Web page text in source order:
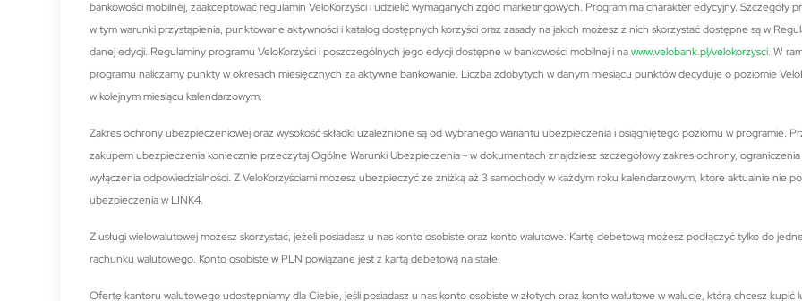
bankowości mobilnej, zaakceptować regulamin VeloKorzyści i udzielić wymaganych zgód marketingowych. Program ma charakter edycyjny. Szczegóły
w tym warunki przystąpienia, punktowane aktywności i katalog dostępnych korzyści oraz zasady na jakich możesz z nich skorzystać dostępne są w
danej edycji. Regulaminy programu VeloKorzyści i poszczególnych jego edycji dostępne w bankowości mobilnej i na www.velobank.pl/velokorzysci. W
programu naliczamy punkty w okresach miesięcznych za aktywne bankowanie. Liczba zdobytych w danym miesiącu punktów decyduje o poziomie
w kolejnym miesiącu kalendarzowym.
Zakres ochrony ubezpieczeniowej oraz wysokość składki uzależnione są od wybranego wariantu ubezpieczenia i osiągniętego poziomu w programie.
zakupem ubezpieczenia koniecznie przeczytaj Ogólne Warunki Ubezpieczenia - w dokumentach znajdziesz szczegółowy zakres ochrony, ograniczenia
wyłączenia odpowiedzialności. Z VeloKorzyściami możesz ubezpieczyć ze zniżką aż 3 samochody w każdym roku kalendarzowym, które aktualnie nie
ubezpieczenia w LINK4.
Z usługi wielowalutowej możesz skorzystać, jeżeli posiadasz u nas konto osobiste oraz konto walutowe. Kartę debetową możesz podłączyć tylko do
rachunku walutowego. Konto osobiste w PLN powiązane jest z kartą debetową na stałe.
Ofertę kantoru walutowego udostępniamy dla Ciebie, jeśli posiadasz u nas konto osobiste w złotych oraz konto walutowe w walucie, którą chcesz kupić